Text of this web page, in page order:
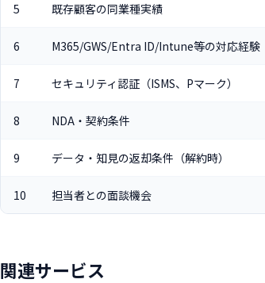
5 既存顧客の同業種実績
6 M365/GWS/Entra ID/Intune等の対応経験
7 セキュリティ認証（ISMS、Pマーク）
8 NDA・契約条件
9 データ・知見の返却条件（解約時）
10 担当者との面談機会
関連サービス